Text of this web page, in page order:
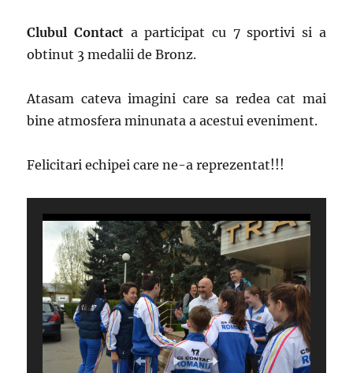
Clubul Contact a participat cu 7 sportivi si a
obtinut 3 medalii de Bronz.
Atasam cateva imagini care sa redea cat mai
bine atmosfera minunata a acestui eveniment.
Felicitari echipei care ne-a reprezentat!!!